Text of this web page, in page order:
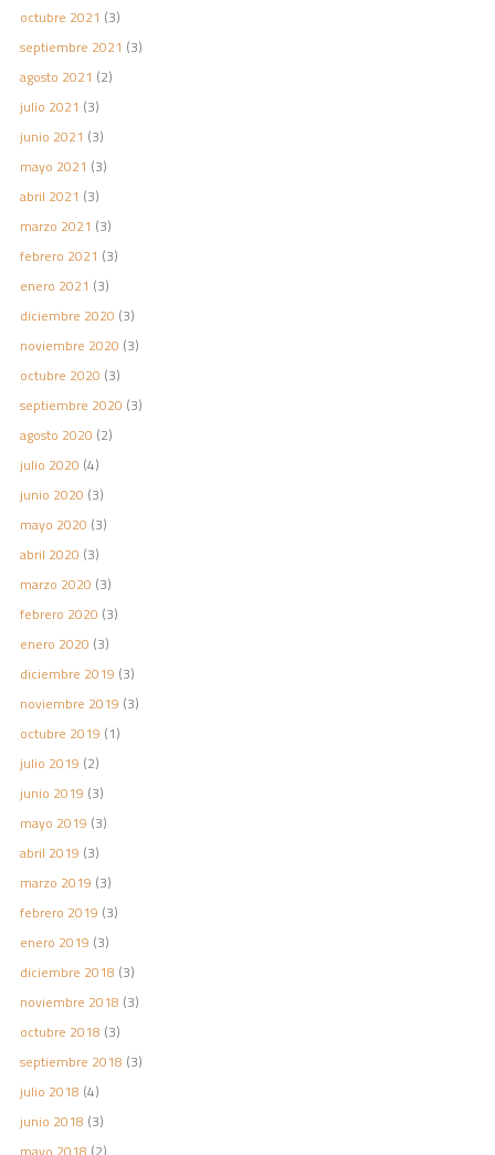
octubre 2021 (3)
septiembre 2021 (3)
agosto 2021 (2)
julio 2021 (3)
junio 2021 (3)
mayo 2021 (3)
abril 2021 (3)
marzo 2021 (3)
febrero 2021 (3)
enero 2021 (3)
diciembre 2020 (3)
noviembre 2020 (3)
octubre 2020 (3)
septiembre 2020 (3)
agosto 2020 (2)
julio 2020 (4)
junio 2020 (3)
mayo 2020 (3)
abril 2020 (3)
marzo 2020 (3)
febrero 2020 (3)
enero 2020 (3)
diciembre 2019 (3)
noviembre 2019 (3)
octubre 2019 (1)
julio 2019 (2)
junio 2019 (3)
mayo 2019 (3)
abril 2019 (3)
marzo 2019 (3)
febrero 2019 (3)
enero 2019 (3)
diciembre 2018 (3)
noviembre 2018 (3)
octubre 2018 (3)
septiembre 2018 (3)
julio 2018 (4)
junio 2018 (3)